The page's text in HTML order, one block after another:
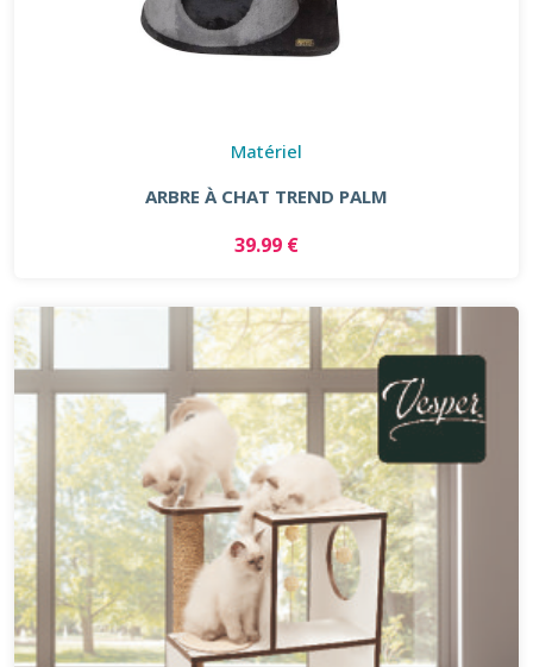
Matériel
ARBRE À CHAT TREND PALM
39.99 €